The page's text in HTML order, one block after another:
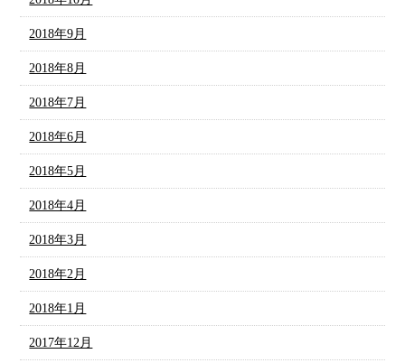
2018年9月
2018年8月
2018年7月
2018年6月
2018年5月
2018年4月
2018年3月
2018年2月
2018年1月
2017年12月